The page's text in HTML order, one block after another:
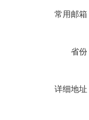
常用邮箱
省份
详细地址